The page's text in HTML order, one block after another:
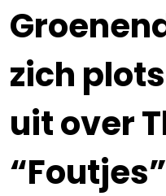
zich
uit over
“Foutjes”